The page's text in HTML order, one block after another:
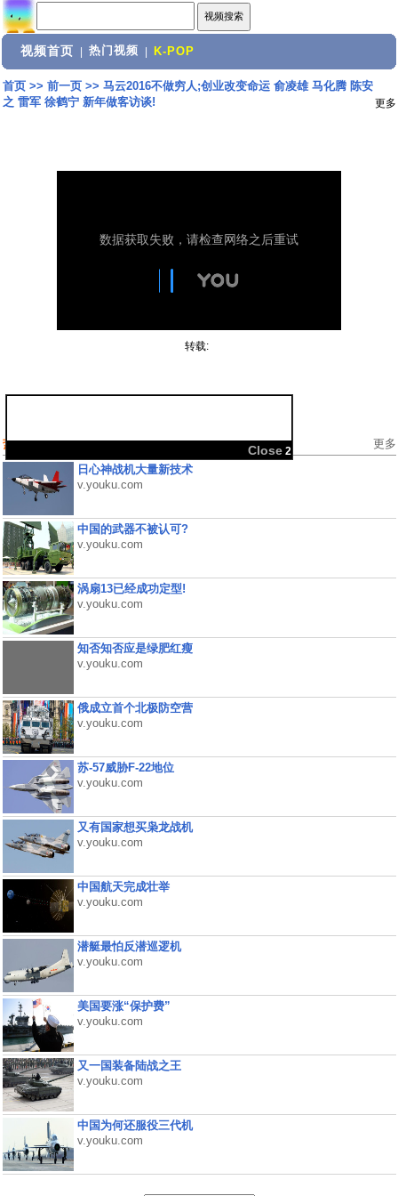
视频首页 热门视频 K-POP
首页>> 前一页>> 马云2016不做穷人;创业改变命运 俞凌雄 马化腾 陈安
之 雷军 徐鹤宁 新年做客访谈!
更多
Close 2
转载:
热门视频 更多
日心神战机大量新技术
v.youku.com
中国的武器不被认可?
v.youku.com
涡扇13已经成功定型!
v.youku.com
知否知否应是绿肥红瘦
v.youku.com
俄成立首个北极防空营
v.youku.com
苏-57威胁F-22地位
v.youku.com
又有国家想买枭龙战机
v.youku.com
中国航天完成壮举
v.youku.com
潜艇最怕反潜巡逻机
v.youku.com
美国要涨“保护费”
v.youku.com
又一国装备陆战之王
v.youku.com
中国为何还服役三代机
v.youku.com